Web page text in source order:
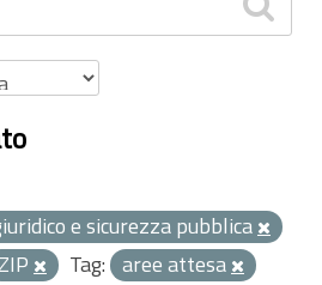
e sicurezza pubblica
Tag: aree attesa